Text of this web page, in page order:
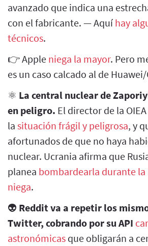
avanzado que indica una
con el fabricante. — Aquí hay
técnicos.
👉 Apple niega la mayor. Pero
es un caso calcado al de
⚛️ La central nuclear de
en peligro. El director de la
la situación frágil y peligrosa, y
afortunados de que no haya
nuclear. Ucrania afirma que
planea bombardearla durante
niega.
👽 Reddit va a repetir los
Twitter, cobrando por su API
astronómicas que obligarán a